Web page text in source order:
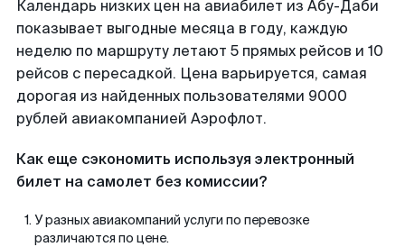
Календарь низких цен на авиабилет из Абу-Даби
показывает выгодные месяца в году, каждую
неделю по маршруту летают 5 прямых рейсов и 10
рейсов с пересадкой. Цена варьируется, самая
дорогая из найденных пользователями 9000
рублей авиакомпанией Аэрофлот.
Как еще сэкономить используя электронный
билет на самолет без комиссии?
У разных авиакомпаний услуги по перевозке
различаются по цене.